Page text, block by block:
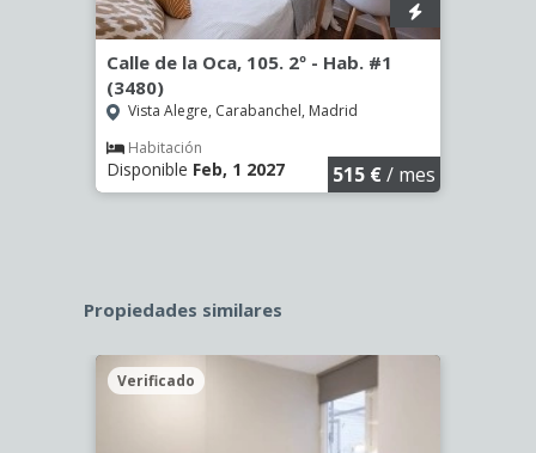
Calle de la Oca, 105. 2º - Hab. #1
(3480)
Vista Alegre, Carabanchel, Madrid
Habitación
Disponible Feb, 1 2027 515 €/ mes
Propiedades similares
Verificado